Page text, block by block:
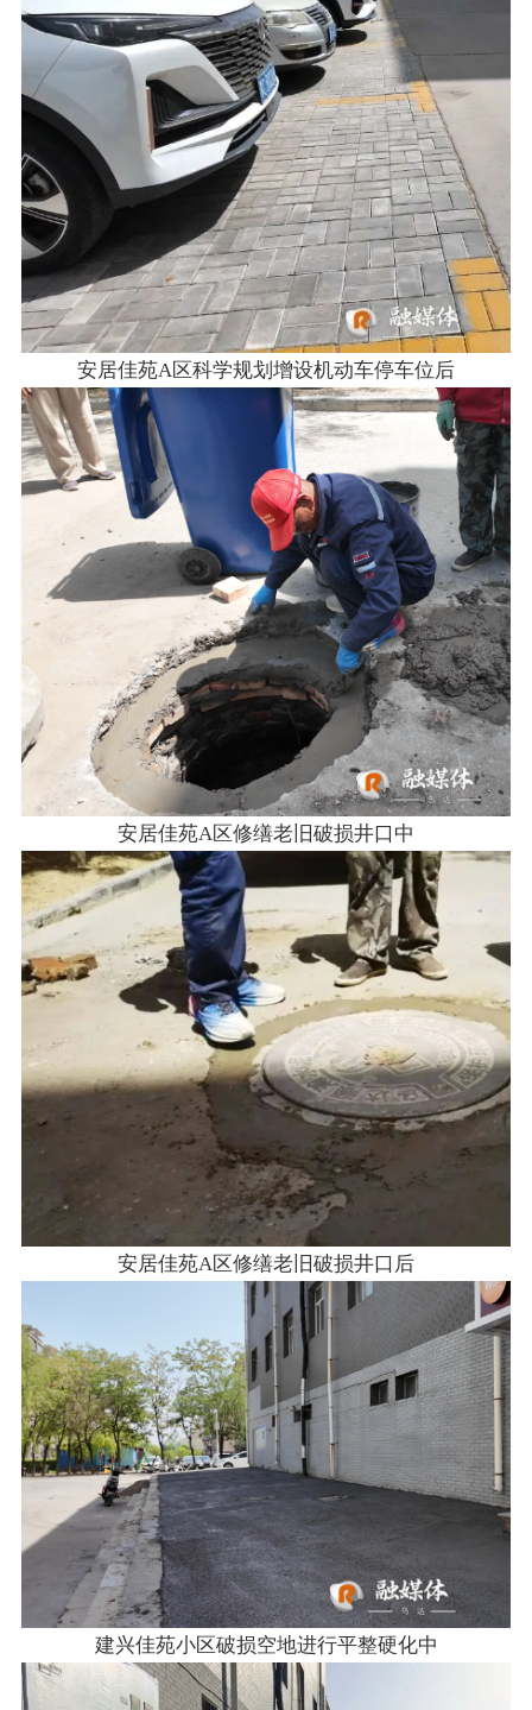
安居佳苑A区科学规划增设机动车停车位后
安居佳苑A区修缮老旧破损井口中
安居佳苑A区修缮老旧破损井口后
建兴佳苑小区破损空地进行平整硬化中